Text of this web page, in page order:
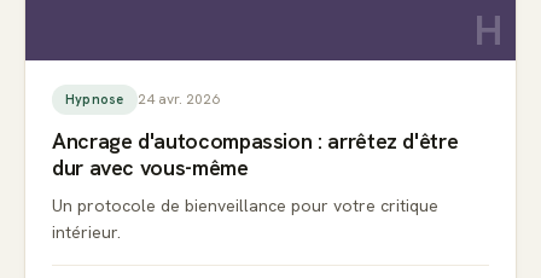
H
Hypnose 24 avr. 2026
Ancrage d'autocompassion : arrêtez d'être
dur avec vous-même
Un protocole de bienveillance pour votre critique
intérieur.